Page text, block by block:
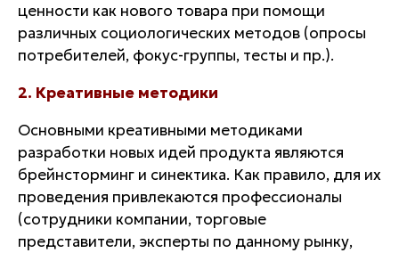
ценности как нового товара при помощи
различных социологических методов (опросы
потребителей, фокус-группы, тесты и пр.).
2. Креативные методики
Основными креативными методиками
разработки новых идей продукта являются
брейнсторминг и синектика. Как правило, для их
проведения привлекаются профессионалы
(сотрудники компании, торговые
представители, эксперты по данному рынку,